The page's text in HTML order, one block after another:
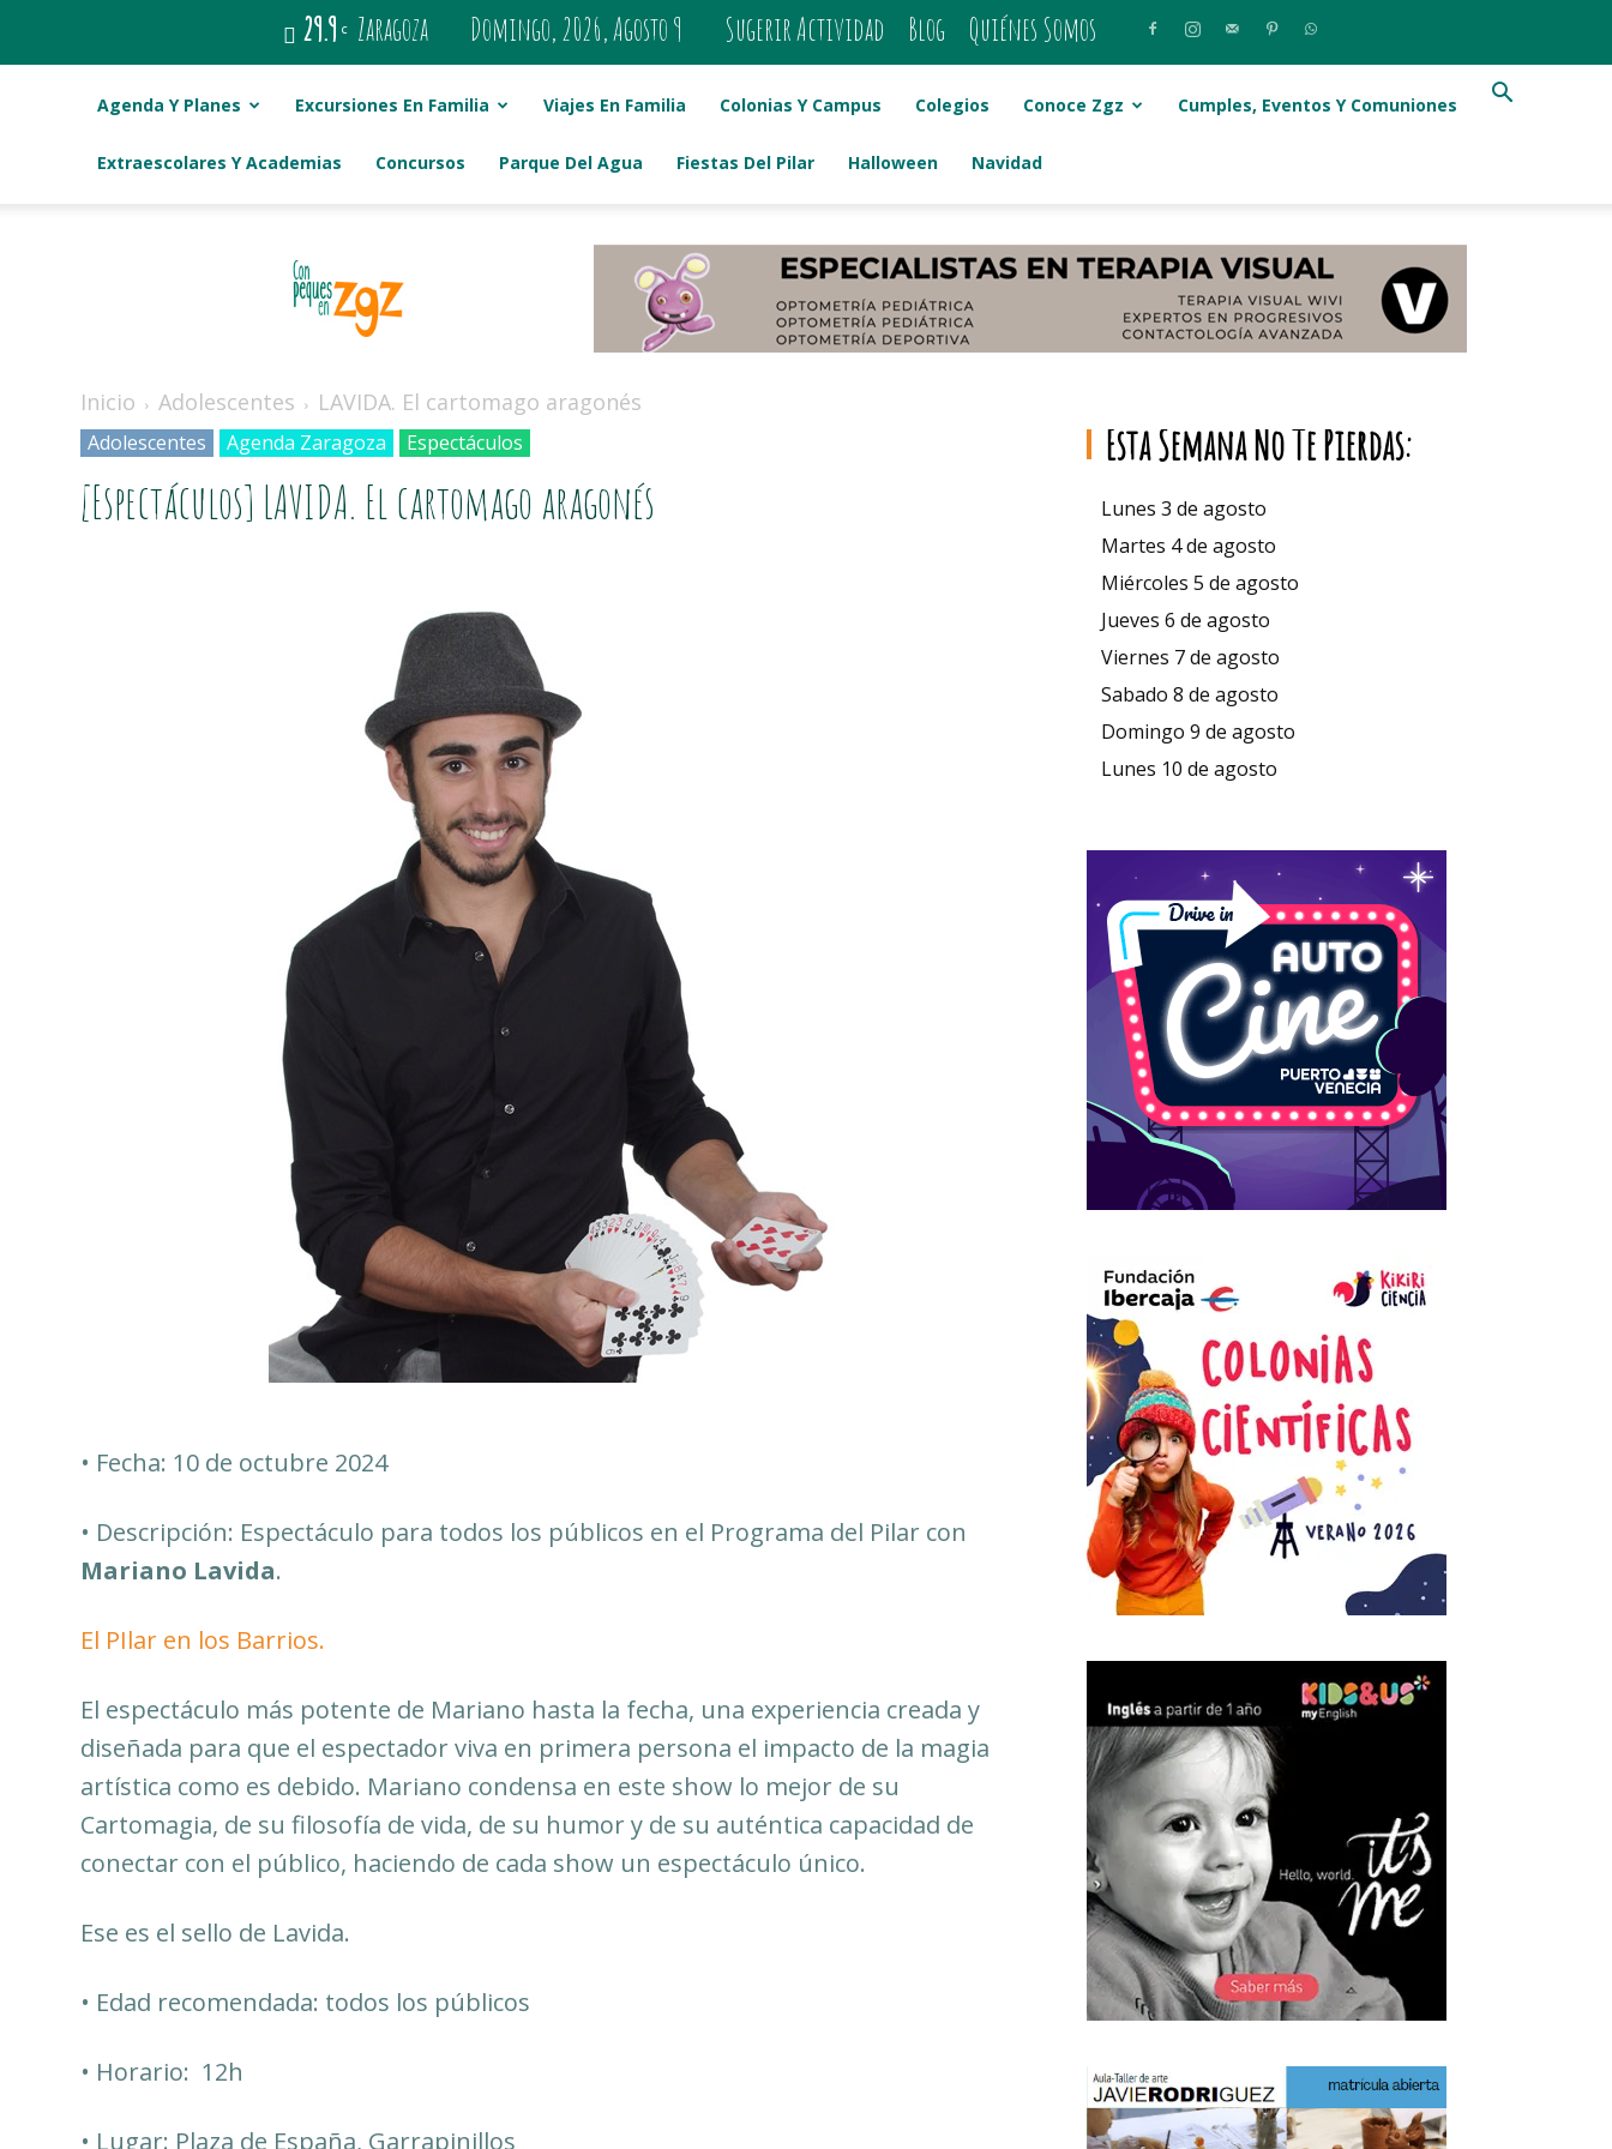
29.9 C Zaragoza Domingo, 2026, Agosto 9 Sugerir Actividad Blog Quiénes Somos
Agenda Y Planes Excursiones En Familia Viajes En Familia Colonias Y Campus Colegios Conoce Zgz Cumples, Eventos Y Comuniones
Extraescolares Y Academias Concursos Parque Del Agua Fiestas Del Pilar Halloween Navidad
Inicio Adolescentes LAVIDA. El cartomago aragonés
Adolescentes Agenda Zaragoza Espectáculos
[Espectáculos] LAVIDA. El cartomago aragonés
• Fecha: 10 de octubre 2024
• Descripción: Espectáculo para todos los públicos en el Programa del Pilar con
Mariano Lavida.
El PIlar en los Barrios.
El espectáculo más potente de Mariano hasta la fecha, una experiencia creada y
diseñada para que el espectador viva en primera persona el impacto de la magia
artística como es debido. Mariano condensa en este show lo mejor de su
Cartomagia, de su filosofía de vida, de su humor y de su auténtica capacidad de
conectar con el público, haciendo de cada show un espectáculo único.
Ese es el sello de Lavida.
• Edad recomendada: todos los públicos
• Horario: 12h
• Lugar: Plaza de España, Garrapinillos
Esta Semana No Te Pierdas:
Lunes 3 de agosto
Martes 4 de agosto
Miércoles 5 de agosto
Jueves 6 de agosto
Viernes 7 de agosto
Sabado 8 de agosto
Domingo 9 de agosto
Lunes 10 de agosto